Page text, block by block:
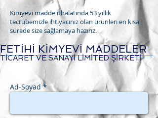
Kimyevi madde ithalatında 53 yıllık
tecrübemizle ihtiyacınız olan ürünleri en kısa
sürede size sağlamaya hazırız.
FETİHİ KİMYEVİ MADDELER
TİCARET VE SANAYİ LİMİTED ŞİRKETİ
Ad-Soyad *